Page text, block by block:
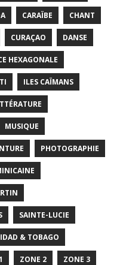
CARAÏBE CHANT
CURAÇAO DANSE
HEXAGONALE
ILES CAÏMANS
MUSIQUE
PHOTOGRAPHIE
SAINTE-LUCIE
& TOBAGO
ZONE 2 ZONE 3